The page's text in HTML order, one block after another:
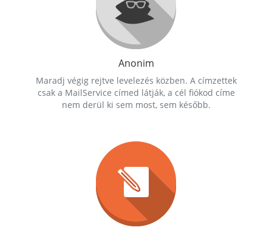
Anonim
Maradj végig rejtve levelezés közben. A címzettek
csak a MailService címed látják, a cél fiókod címe
nem derül ki sem most, sem később.